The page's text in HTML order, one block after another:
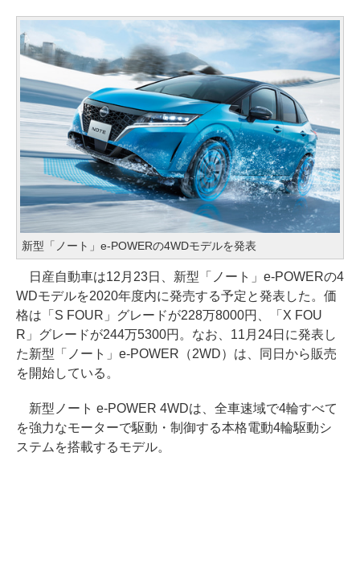
新型「ノート」e-POWERの4WDモデルを発表
日産自動車は12月23日、新型「ノート」e-POWERの4
WDモデルを2020年度内に発売する予定と発表した。価
格は「S FOUR」グレードが228万8000円、「X FOU
R」グレードが244万5300円。なお、11月24日に発表し
た新型「ノート」e-POWER（2WD）は、同日から販売
を開始している。
新型ノート e-POWER 4WDは、全車速域で4輪すべて
を強力なモーターで駆動・制御する本格電動4輪駆動シ
ステムを搭載するモデル。